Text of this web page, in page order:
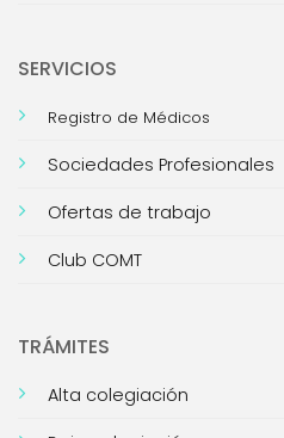
SERVICIOS
Registro de Médicos
Sociedades Profesionales
Ofertas de trabajo
Club COMT
TRÁMITES
Alta colegiación